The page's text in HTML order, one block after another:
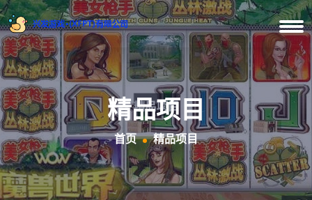
精品项目
首页 精品项目